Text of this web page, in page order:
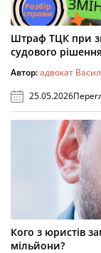
Штраф ТЦК при
судового
Автор:адвокат
25.05.2026
Кого з юристів
мільйони?